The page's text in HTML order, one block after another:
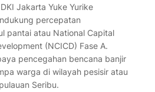
Jakarta Yuke Yurike
percepatan
pantai atau National Capital
(NCICD) Fase A.
pencegahan bencana banjir
warga di wilayah pesisir atau
Seribu.